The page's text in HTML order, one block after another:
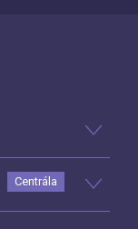
Centrála